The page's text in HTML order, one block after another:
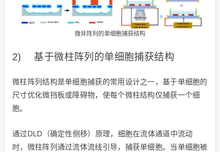
微井阵列的单细胞捕获结构
2) 基于微柱阵列的单细胞捕获结构
微柱阵列结构是单细胞捕获的常用设计之一，基于单细胞的
尺寸优化微挡板或障碍物，使每个微柱结构仅捕获一个细
胞。
通过DLD（确定性侧移）原理，细胞在流体通道中流动
时，微柱阵列通过流体流线引导，捕获单细胞。当单细胞被